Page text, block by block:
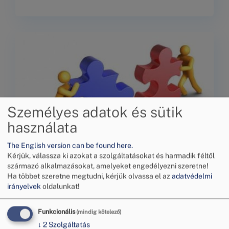
tartalmú – nyilatkozatot és a kitűzött
meghallgatáson nem jelent meg, ilyen
módon megakadályozva az egyezség
létrehozását.
Budapesti Békéltető Testület
nem együttműködő
vállalkozások jegyzéke 2023.
január 15 – 2023. február 15-ig.
testület közzéteszi annak a vállalkozásnak
Személyes adatok és sütik
használata
The English version can be found here.
Kérjük, válassza ki azokat a szolgáltatásokat és harmadik féltől
származó alkalmazásokat, amelyeket engedélyezni szeretne!
Ha többet szeretne megtudni, kérjük olvassa el az adatvédelmi
irányelvekoldalunkat!
Funkcionális(mindig kötelező)
↓ 2 Szolgáltatás